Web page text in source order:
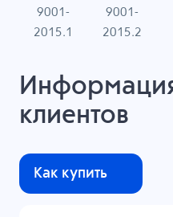
9001-
2015.1
9001-
2015.2
клиентов
Как купить